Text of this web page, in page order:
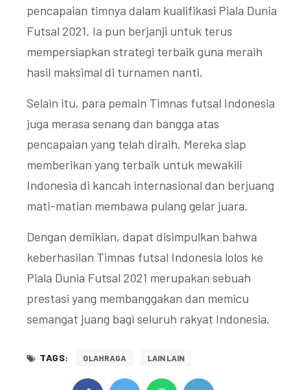
pencapaian timnya dalam kualifikasi Piala Dunia
Futsal 2021. Ia pun berjanji untuk terus
mempersiapkan strategi terbaik guna meraih
hasil maksimal di turnamen nanti.
Selain itu, para pemain Timnas futsal Indonesia
juga merasa senang dan bangga atas
pencapaian yang telah diraih. Mereka siap
memberikan yang terbaik untuk mewakili
Indonesia di kancah internasional dan berjuang
mati-matian membawa pulang gelar juara.
Dengan demikian, dapat disimpulkan bahwa
keberhasilan Timnas futsal Indonesia lolos ke
Piala Dunia Futsal 2021 merupakan sebuah
prestasi yang membanggakan dan memicu
semangat juang bagi seluruh rakyat Indonesia.
TAGS: OLAHRAGA LAIN LAIN